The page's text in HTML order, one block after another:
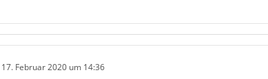
17. Februar 2020 um 14:36